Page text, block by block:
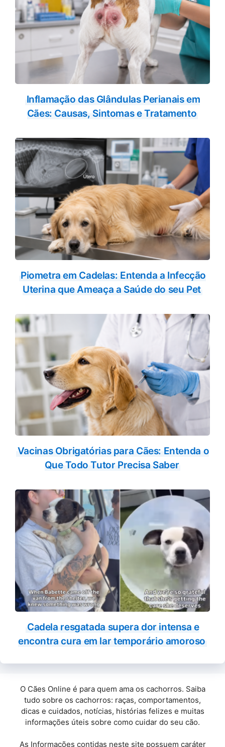
Inflamação das Glândulas Perianais em
Cães: Causas, Sintomas e Tratamento
Piometra em Cadelas: Entenda a Infecção
Uterina que Ameaça a Saúde do seu Pet
Vacinas Obrigatórias para Cães: Entenda o
Que Todo Tutor Precisa Saber
Cadela resgatada supera dor intensa e
encontra cura em lar temporário amoroso
O Cães Online é para quem ama os cachorros. Saiba
tudo sobre os cachorros: raças, comportamentos,
dicas e cuidados, notícias, histórias felizes e muitas
informações úteis sobre como cuidar do seu cão.
As Informações contidas neste site possuem caráter